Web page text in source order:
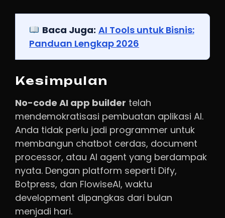
Baca Juga: AI Tools untuk Bisnis:
Panduan Lengkap 2026
Kesimpulan
No-code AI app builder telah
mendemokratisasi pembuatan aplikasi AI.
Anda tidak perlu jadi programmer untuk
membangun chatbot cerdas, document
processor, atau AI agent yang berdampak
nyata. Dengan platform seperti Dify,
Botpress, dan FlowiseAI, waktu
development dipangkas dari bulan
menjadi hari.